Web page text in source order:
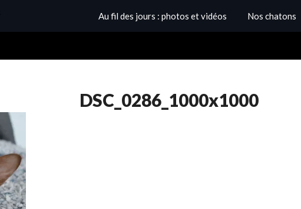
Au fil des jours : photos et vidéos Nos chatons
DSC_0286_1000x1000